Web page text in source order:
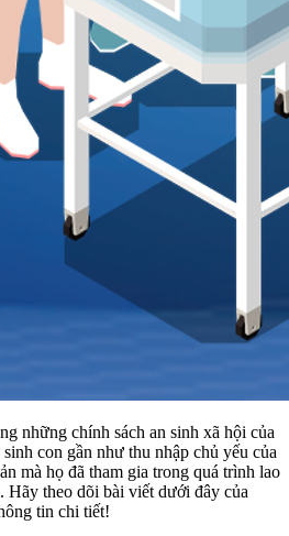
những chính sách an sinh xã hội của
con gần như thu nhập chủ yếu của
mà họ đã tham gia trong quá trình lao
Hãy theo dõi bài viết dưới đây của
tin chi tiết!